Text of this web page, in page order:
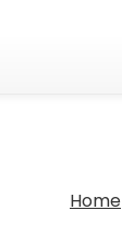
Home